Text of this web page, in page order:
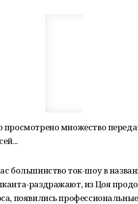
множество
большинство ток-шоу в
раздражают, из Цоя
появились